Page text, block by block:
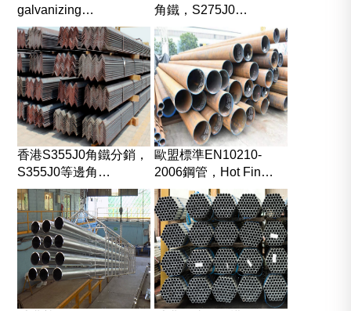
galvanizing…
角鐵，S275J0…
香港S355J0角鐵分銷，
S355J0等邊角…
歐盟標準EN10210-
2006鋼管，Hot Fin…